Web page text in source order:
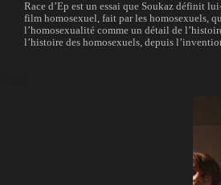
Race d’Ep est un essai que Soukaz définit
film homosexuel, fait par les homosexuels,
l’homosexualité comme un détail de
l’histoire des homosexuels, depuis